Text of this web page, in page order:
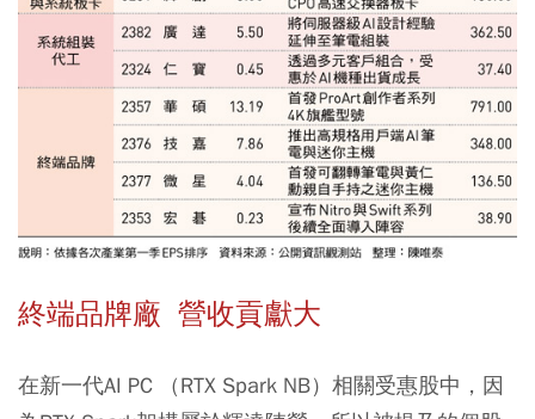
終端品牌廠 營收貢獻大
在新一代AI PC （RTX Spark NB）相關受惠股中，因